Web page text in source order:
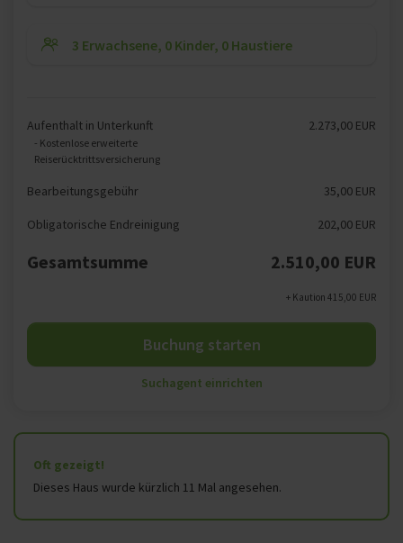
Aufenthalt in Unterkunft
- Kostenlose erweiterte
Reiserücktrittsversicherung
2.273,00 EUR
Bearbeitungsgebühr 35,00 EUR
Obligatorische Endreinigung 202,00 EUR
Gesamtsumme 2.510,00 EUR
+ Kaution 415,00 EUR
Buchung starten
Suchagent einrichten
Oft gezeigt!
Dieses Haus wurde kürzlich 11 Mal angesehen.